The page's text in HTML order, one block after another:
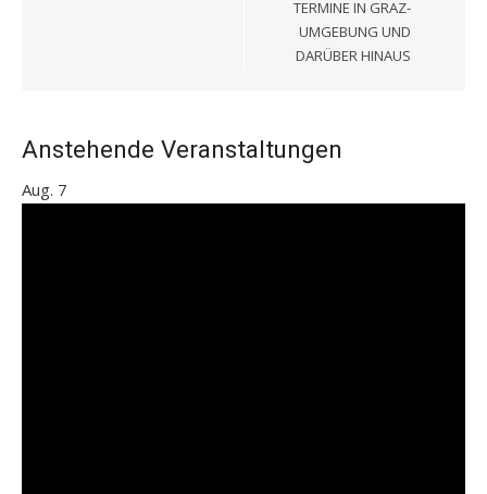
TERMINE IN GRAZ-
UMGEBUNG UND
DARÜBER HINAUS
Anstehende Veranstaltungen
Aug. 7